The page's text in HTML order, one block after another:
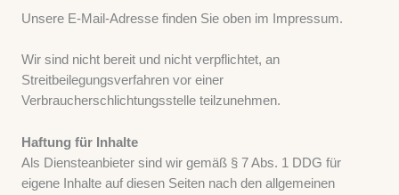
Unsere E-Mail-Adresse finden Sie oben im Impressum.
Wir sind nicht bereit und nicht verpflichtet, an
Streitbeilegungsverfahren vor einer
Verbraucherschlichtungsstelle teilzunehmen.
Haftung für Inhalte
Als Diensteanbieter sind wir gemäß § 7 Abs. 1 DDG für
eigene Inhalte auf diesen Seiten nach den allgemeinen